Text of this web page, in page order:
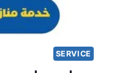
SERVICE